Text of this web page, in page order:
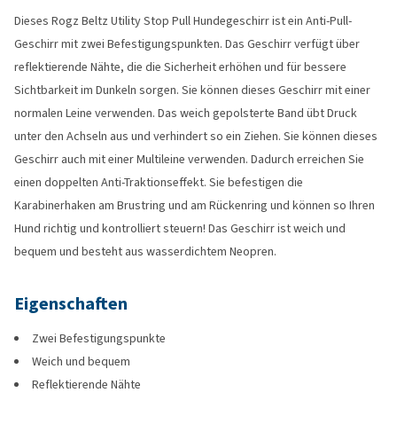
Dieses Rogz Beltz Utility Stop Pull Hundegeschirr ist ein Anti-Pull-
Geschirr mit zwei Befestigungspunkten. Das Geschirr verfügt über
reflektierende Nähte, die die Sicherheit erhöhen und für bessere
Sichtbarkeit im Dunkeln sorgen. Sie können dieses Geschirr mit einer
normalen Leine verwenden. Das weich gepolsterte Band übt Druck
unter den Achseln aus und verhindert so ein Ziehen. Sie können dieses
Geschirr auch mit einer Multileine verwenden. Dadurch erreichen Sie
einen doppelten Anti-Traktionseffekt. Sie befestigen die
Karabinerhaken am Brustring und am Rückenring und können so Ihren
Hund richtig und kontrolliert steuern! Das Geschirr ist weich und
bequem und besteht aus wasserdichtem Neopren.
Eigenschaften
Zwei Befestigungspunkte
Weich und bequem
Reflektierende Nähte